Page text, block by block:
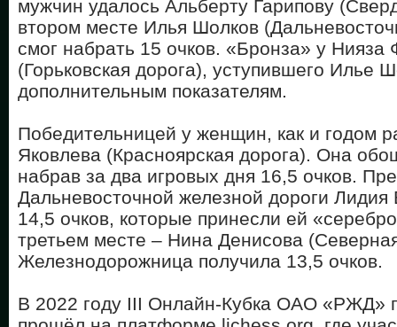
мужчин удалось Альберту Гарипову
втором месте Илья Шолков
смог набрать 15 очков. «Бронза» у Нияза
(Горьковская дорога), уступившего Илье
дополнительным показателям.
Победительницей у женщин, как и годом
Яковлева (Красноярская дорога). Она
набрав за два игровых дня 16,5 очков.
Дальневосточной железной дороги Лидия
14,5 очков, которые принесли ей
третьем месте – Нина Денисова
Железнодорожница получила 13,5 очков.
В 2022 году III Онлайн-Кубка ОАО «РЖД»